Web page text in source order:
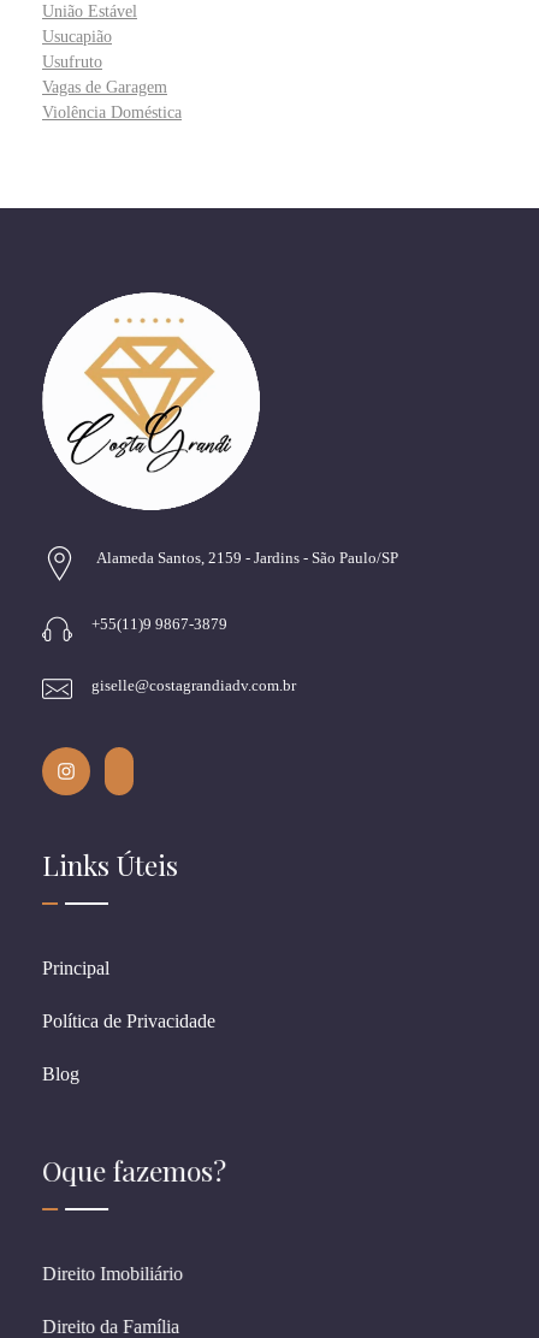
União Estável
Usucapião
Usufruto
Vagas de Garagem
Violência Doméstica
Alameda Santos, 2159 - Jardins - São Paulo/SP
+55(11)9 9867-3879
giselle@costagrandiadv.com.br
Links Úteis
Principal
Política de Privacidade
Blog
Oque fazemos?
Direito Imobiliário
Direito da Família